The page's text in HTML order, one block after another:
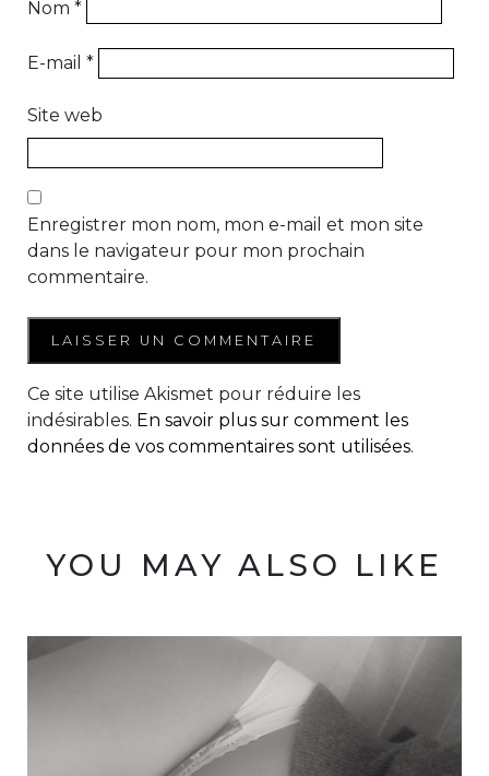
Nom *
E-mail *
Site web
Enregistrer mon nom, mon e-mail et mon site
dans le navigateur pour mon prochain
commentaire.
Ce site utilise Akismet pour réduire les
indésirables. En savoir plus sur comment les
données de vos commentaires sont utilisées.
YOU MAY ALSO LIKE